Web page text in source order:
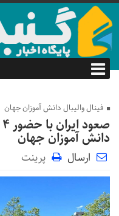
فینال والیبال دانش آموزان جهان
دانش آموزان جهان
ارسال پرینت